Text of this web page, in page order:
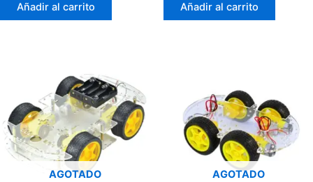
Añadir al carrito Añadir al carrito
AGOTADO AGOTADO